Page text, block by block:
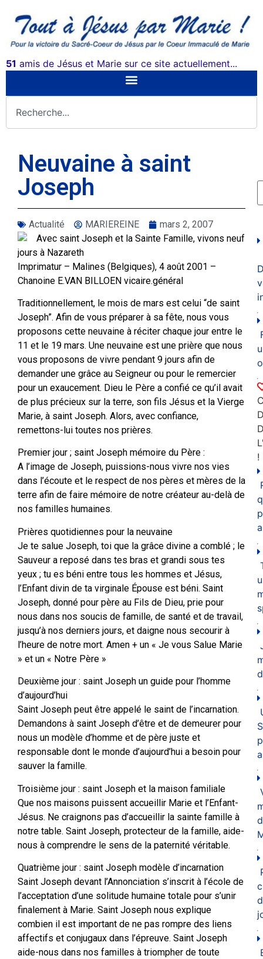
51 amis de Jésus et Marie sur ce site actuellement...
Neuvaine à saint
Joseph
Actualité MARIEREINE
mars 2, 2007
Avec saint Joseph et la Sainte Famille, vivons neuf
jours à Nazareth
Imprimatur – Malines (Belgiques), 4 août 2001 –
Chanoine E.VAN BILLOEN vicaire.général
Traditionnellement, le mois de mars est celui “de saint
Joseph”. Afin de vous préparer à sa fête, nous vous
proposons cette neuvaine à réciter chaque jour entre le
11 et le 19 mars. Une neuvaine est une prière que nous
vous proposons de vivre pendant 9 jours afin de
demander une grâce au Seigneur ou pour le remercier
pour un exaucement. Dieu le Père a confié ce qu’il avait
de plus précieux sur la terre, son fils Jésus et la Vierge
Marie, à saint Joseph. Alors, avec confiance,
remettons-lui toutes nos prières.
Premier jour ; saint Joseph mémoire du Père :
A l’image de Joseph, puissions-nous vivre nos vies
dans l’écoute et le respect de nos pères et mères de la
terre afin de faire mémoire de notre créateur au-delà de
nos familles humaines.
Prières quotidiennes pour la neuvaine
Je te salue Joseph, toi que la grâce divine a comblé ; le
Sauveur a reposé dans tes bras et grandi sous tes
yeux ; tu es béni entre tous les hommes et Jésus,
l’Enfant divin de ta virginale Épouse est béni. Saint
Joseph, donné pour père au Fils de Dieu, prie pour
nous dans nos soucis de famille, de santé et de travail,
jusqu’à nos derniers jours, et daigne nous secourir à
l’heure de notre mort. Amen + un « Je vous Salue Marie
» et un « Notre Père »
Deuxième jour : saint Joseph un guide pour l’homme
d’aujourd’hui
Saint Joseph peut être appelé le saint de l’incarnation.
Demandons à saint Joseph d’être et de demeurer pour
nous un modèle d’homme et de père juste et
responsable dont le monde d’aujourd’hui a besoin pour
sauver la famille.
Troisième jour : saint Joseph et la maison familiale
Que nos maisons puissent accueillir Marie et l’Enfant-
Jésus. Ne craignons pas d’accueillir la sainte famille à
notre table. Saint Joseph, protecteur de la famille, aide-
nous à comprendre le sens de la paternité véritable.
Quatrième jour : saint Joseph modèle d’incarnation
Saint Joseph devant l’Annonciation s’inscrit à l’école de
l’acceptation d’une solitude humaine totale pour s’unir
finalement à Marie. Saint Joseph nous explique
combien il est important de ne pas rompre des liens
affectifs et conjugaux dans l’épreuve. Saint Joseph
aide-nous dans nos familles à triompher de toute
!